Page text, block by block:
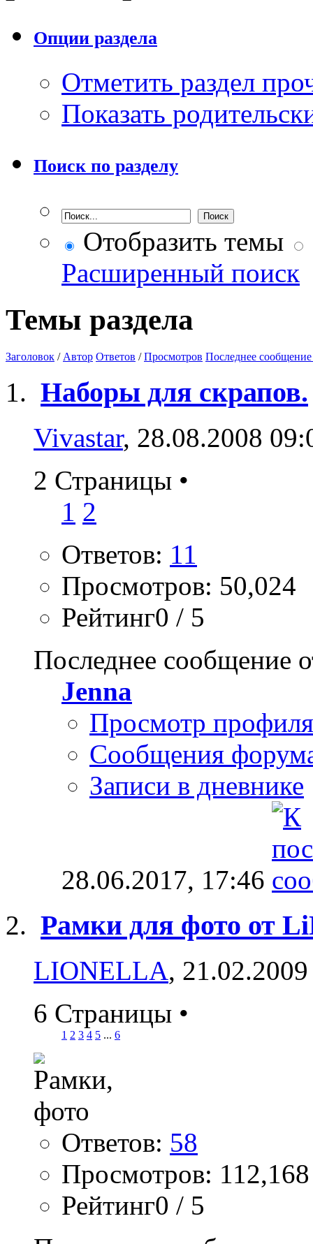
Опции раздела
Отметить раздел
Показать
Поиск по разделу
Отобразить темы
Расширенный поиск
Темы раздела
Заголовок / Автор Ответов /Просмотров Последнее сообщение
Наборы для скрапов.
Vivastar, 28.08.2008
2 Страницы •
1 2
Ответов: 11
Просмотров: 50,024
Рейтинг0 / 5
Последнее сообщение
Jenna
Просмотр профиля
Сообщения
Записи в дневнике
28.06.2017, 17:46
Рамки для фото от
LIONELLA,
6 Страницы •
1 2 3 4 5 ... 6
Ответов: 58
Просмотров: 112,168
Рейтинг0 / 5